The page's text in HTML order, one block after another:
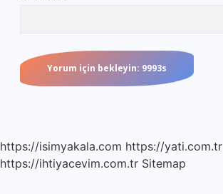
https://isimyakala.com https://yati.com.tr
https://ihtiyacevim.com.tr Sitemap